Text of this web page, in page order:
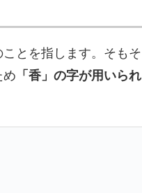
ことを指します。そもそ
め 「香」の字が用いられ